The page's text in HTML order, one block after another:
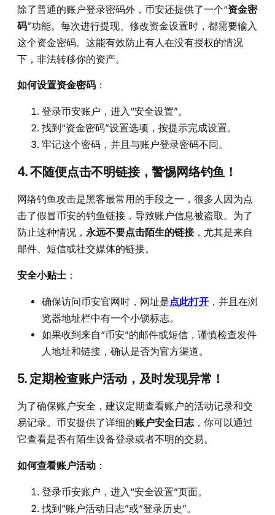
除了普通的账户登录密码外，币安还提供了一个“资金密
码”功能。每次进行提现、修改资金设置时，都需要输入
这个资金密码。这能有效防止有人在没有授权的情况
下，非法转移你的资产。
如何设置资金密码 ：
登录币安账户，进入“安全设置”。
找到“资金密码”设置选项，按提示完成设置。
牢记这个密码，并且与账户登录密码不同。
4. 不随便点击不明链接，警惕网络钓鱼！
网络钓鱼攻击是黑客最常用的手段之一，很多人因为点
击了假冒币安的钓鱼链接，导致账户信息被盗取。为了
防止这种情况， 永远不要点击陌生的链接，尤其是来自
邮件、短信或社交媒体的链接。
安全小贴士 ：
确保访问币安官网时，网址是点此打开 ，并且在浏
览器地址栏中有一个小锁标志。
如果收到来自“币安”的邮件或短信，谨慎检查发件
人地址和链接，确认是否为官方渠道。
5. 定期检查账户活动，及时发现异常！
为了确保账户安全，建议定期查看账户的活动记录和交
易记录。币安提供了详细的账户安全日志，你可以通过
它查看是否有陌生设备登录或者不明的交易。
如何查看账户活动 ：
登录币安账户，进入“安全设置”页面。
找到“账户活动日志”或“登录历史”。